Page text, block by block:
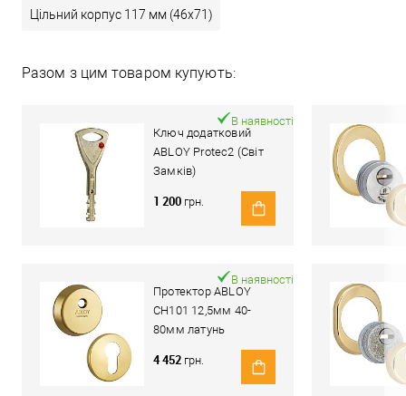
Цільний корпус 117 мм (46x71)
Разом з цим товаром купують:
Ключ додатковий
ABLOY Protec2 (Світ
Замків)
В наявності
1 200 грн.
Протектор ABLOY
CH101 12,5мм 40-
80мм латунь
В наявності
4 452 грн.